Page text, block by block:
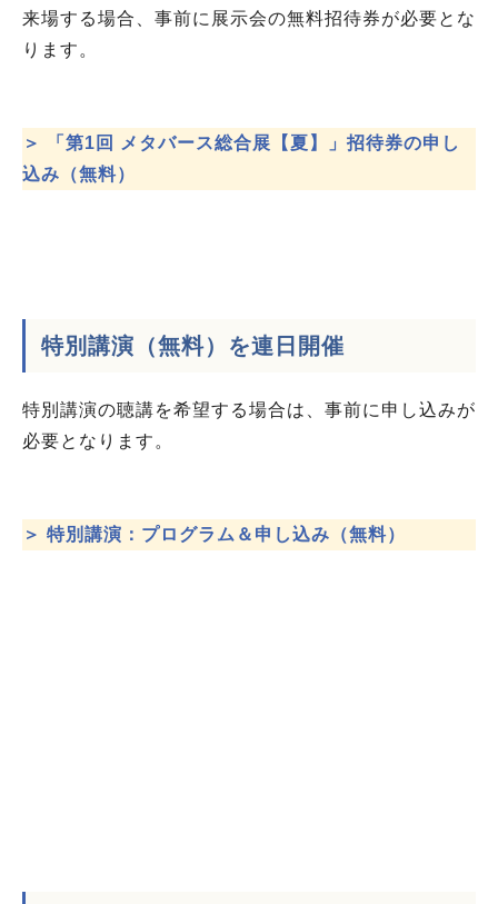
来場する場合、事前に展示会の無料招待券が必要とな
ります。
＞ 「第1回 メタバース総合展【夏】」招待券の申し
込み（無料）
特別講演（無料）を連日開催
特別講演の聴講を希望する場合は、事前に申し込みが
必要となります。
＞ 特別講演：プログラム＆申し込み（無料）